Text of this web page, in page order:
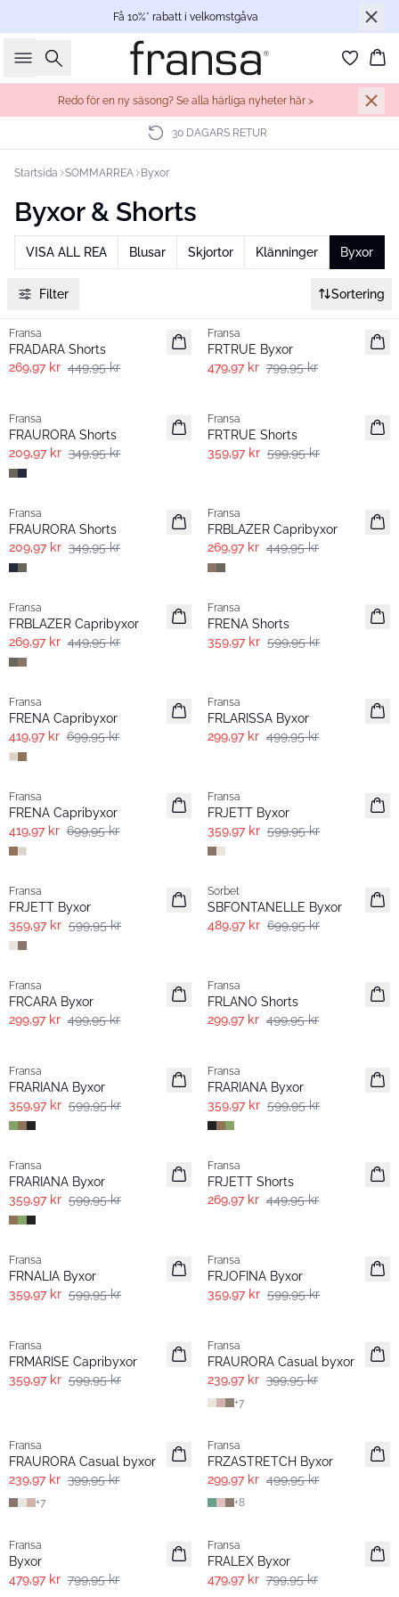
Få 10%* rabatt i velkomstgåva
Sök
Redo för en ny säsong? Se alla härliga nyheter här >
30 DAGARS RETUR
Startsida SOMMARREA Byxor
Byxor & Shorts
VISA ALL REA Blusar Skjortor Klänninger Byxor
Filter Sortering
- 40%
Fransa
FRADARA Shorts
269,97 kr 449,95 kr
Fransa
FRTRUE Byxor
479,97 kr 799,95 kr
Fransa
FRAURORA Shorts
209,97 kr 349,95 kr
Fransa
FRTRUE Shorts
359,97 kr 599,95 kr
- 40%
Fransa
FRAURORA Shorts
209,97 kr 349,95 kr
Fransa
FRBLAZER Capribyxor
269,97 kr 449,95 kr
- 40%
Fransa
FRBLAZER Capribyxor
269,97 kr 449,95 kr
- 40%
Fransa
FRENA Shorts
359,97 kr 599,95 kr
- 40%
Fransa
FRENA Capribyxor
419,97 kr 699,95 kr
Fransa
FRLARISSA Byxor
299,97 kr 499,95 kr
- 40%
Fransa
FRENA Capribyxor
419,97 kr 699,95 kr
Fransa
FRJETT Byxor
359,97 kr 599,95 kr
- 40%
Fransa
FRJETT Byxor
359,97 kr 599,95 kr
-30%
Sorbet
SBFONTANELLE Byxor
489,97 kr 699,95 kr
- 40%
Fransa
FRCARA Byxor
299,97 kr 499,95 kr
Fransa
FRLANO Shorts
299,97 kr 499,95 kr
Fransa
FRARIANA Byxor
359,97 kr 599,95 kr
Fransa
FRARIANA Byxor
359,97 kr 599,95 kr
- 40%
Fransa
FRARIANA Byxor
359,97 kr 599,95 kr
- 40%
Fransa
FRJETT Shorts
269,97 kr 449,95 kr
- 40%
Fransa
FRNALIA Byxor
359,97 kr 599,95 kr
Fransa
FRJOFINA Byxor
359,97 kr 599,95 kr
Fransa
FRMARISE Capribyxor
359,97 kr 599,95 kr
Extended size
Fransa
FRAURORA Casual byxor
239,97 kr 399,95 kr
+7
Fransa
FRAURORA Casual byxor
239,97 kr 399,95 kr
+7
Fransa
FRZASTRETCH Byxor
299,97 kr 499,95 kr
+8
Fransa
Byxor
479,97 kr 799,95 kr
Fransa
FRALEX Byxor
479,97 kr 799,95 kr